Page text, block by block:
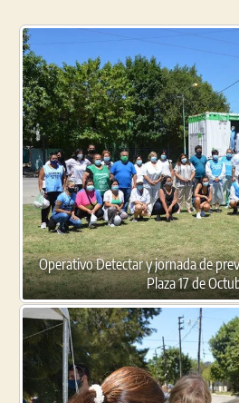
Operativo Detectar y jornada de
Plaza 17 de